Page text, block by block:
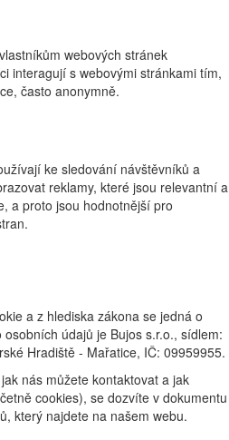
webových stránek
interagují s webovými stránkami tím,
často anonymně.
ke sledování návštěvníků a
reklamy, které jsou relevantní a
a proto jsou hodnotnější pro
a z hlediska zákona se jedná o
údajů je Bujos s.r.o., sídlem:
Hradiště - Mařatice, IČ: 09959955.
nás můžete kontaktovat a jak
cookies), se dozvíte v dokumentu
který najdete na našem webu.